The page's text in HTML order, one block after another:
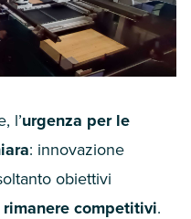
l’urgenza per le
: innovazione
obiettivi
competitivi.